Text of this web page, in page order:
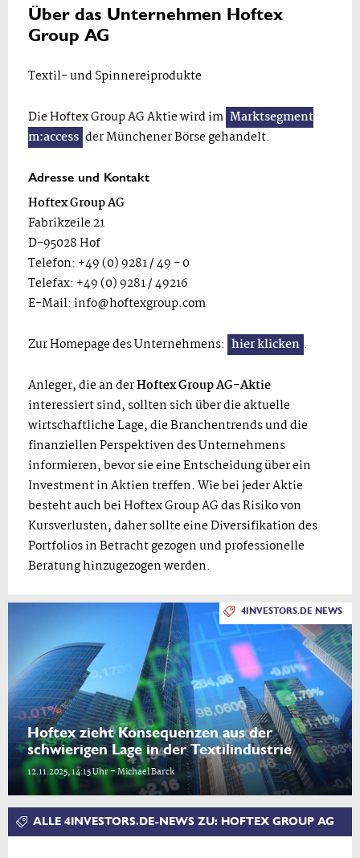
Über das Unternehmen Hoftex
Group AG
Textil- und Spinnereiprodukte
Die Hoftex Group AG Aktie wird im Marktsegment
m:access der Münchener Börse gehandelt.
Adresse und Kontakt
Hoftex Group AG
Fabrikzeile 21
D-95028 Hof
Telefon: +49 (0) 9281 / 49 - 0
Telefax: +49 (0) 9281 / 49216
E-Mail: info@hoftexgroup.com
Zur Homepage des Unternehmens: hier klicken .
Anleger, die an derHoftex Group AG-Aktie
interessiert sind, sollten sich über die aktuelle
wirtschaftliche Lage, die Branchentrends und die
finanziellen Perspektiven des Unternehmens
informieren, bevor sie eine Entscheidung über ein
Investment in Aktien treffen. Wie bei jeder Aktie
besteht auch bei Hoftex Group AG das Risiko von
Kursverlusten, daher sollte eine Diversifikation des
Portfolios in Betracht gezogen und professionelle
Beratung hinzugezogen werden.
4INVESTORS.DE NEWS
Hoftex zieht Konsequenzen aus der
schwierigen Lage in der Textilindustrie
12.11.2025, 14:15 Uhr – Michael Barck
ALLE 4INVESTORS.DE-NEWS ZU: HOFTEX GROUP AG